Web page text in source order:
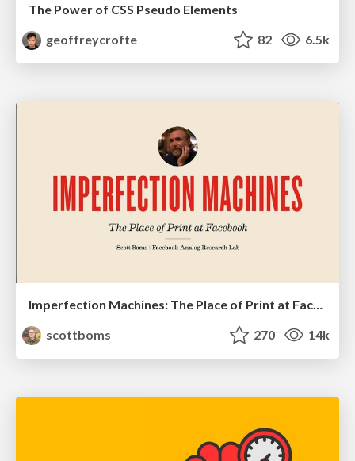
The Power of CSS Pseudo Elements
geoffreycrofte
82 6.5k
Imperfection Machines: The Place of Print at Facebook
scottboms
270 14k